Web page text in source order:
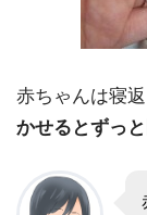
赤ちゃんは寝
かせるとずっ